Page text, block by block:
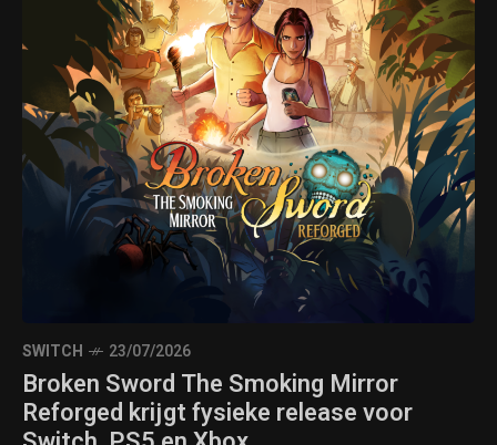
SWITCH 23/07/2026
Broken Sword The Smoking Mirror
Reforged krijgt fysieke release voor